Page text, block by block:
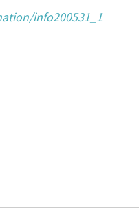
info200531_1